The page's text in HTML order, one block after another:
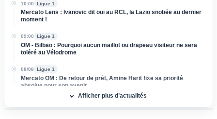
10:00 Ligue 1
Mercato Lens : Ivanovic dit oui au RCL, la Lazio snobée au dernier
moment !
09:00 Ligue 1
OM - Bilbao : Pourquoi aucun maillot ou drapeau visiteur ne sera
toléré au Vélodrome
08/08 Ligue 1
Mercato OM : De retour de prêt, Amine Harit fixe sa priorité
absolue pour son avenir
Afficher plus d’actualités